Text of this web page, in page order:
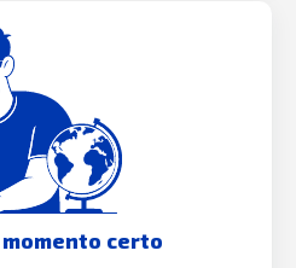
certo